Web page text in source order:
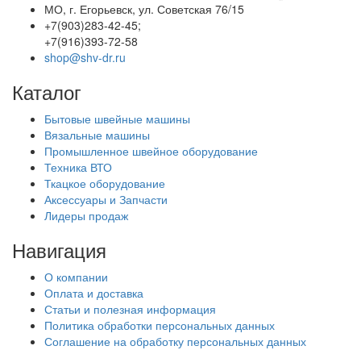
МО, г. Егорьевск, ул. Советская 76/15
+7(903)283-42-45;
+7(916)393-72-58
shop@shv-dr.ru
Каталог
Бытовые швейные машины
Вязальные машины
Промышленное швейное оборудование
Техника ВТО
Ткацкое оборудование
Аксессуары и Запчасти
Лидеры продаж
Навигация
О компании
Оплата и доставка
Статьи и полезная информация
Политика обработки персональных данных
Соглашение на обработку персональных данных